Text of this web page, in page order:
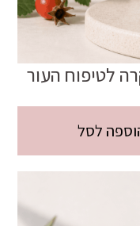
לטיפוח העור
לסל